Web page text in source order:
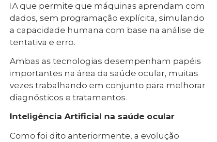
IA que permite que máquinas aprendam com
dados, sem programação explícita, simulando
a capacidade humana com base na análise de
tentativa e erro.
Ambas as tecnologias desempenham papéis
importantes na área da saúde ocular, muitas
vezes trabalhando em conjunto para melhorar
diagnósticos e tratamentos.
Inteligência Artificial na saúde ocular
Como foi dito anteriormente, a evolução